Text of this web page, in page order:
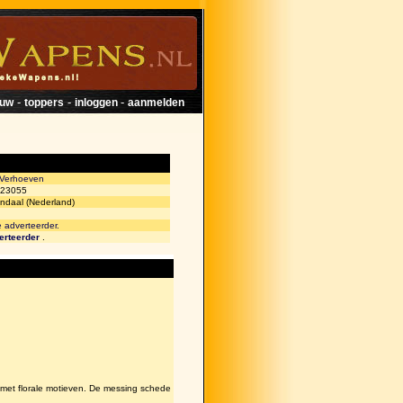
- toppers- inloggen - aanmelden
(Nederland)
adverteerder.
florale motieven. De messing schede